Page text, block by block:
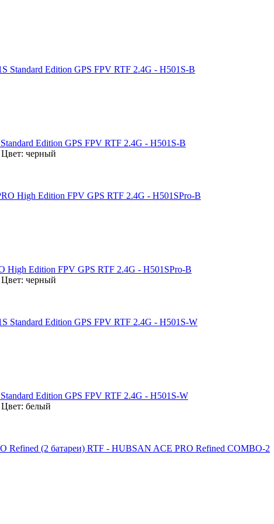
Edition GPS FPV RTF 2.4G - H501S-B
черный
High Edition FPV GPS RTF 2.4G - H501SPro-B
черный
Edition GPS FPV RTF 2.4G - H501S-W
белый